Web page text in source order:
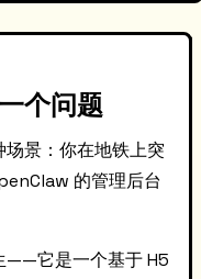
个问题
景：你在地铁上突
的管理后台
——它是一个基于 H5